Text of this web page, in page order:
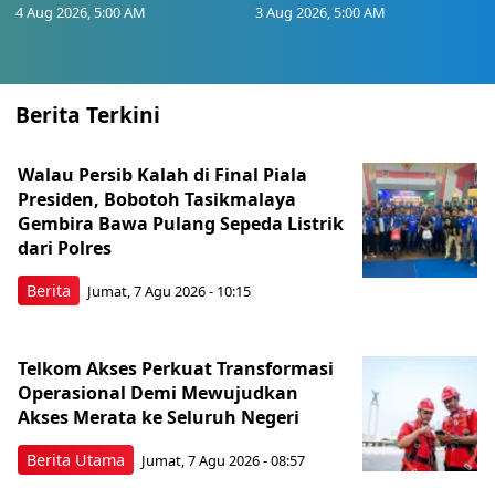
4 Aug 2026, 5:00 AM 3 Aug 2026, 5:00 AM
Berita Terkini
Berita
Walau Persib Kalah di Final Piala
Presiden, Bobotoh Tasikmalaya
Gembira Bawa Pulang Sepeda Listrik
dari Polres
Jumat, 7 Agu 2026 - 10:15
Berita Utama
Telkom Akses Perkuat Transformasi
Operasional Demi Mewujudkan
Akses Merata ke Seluruh Negeri
Jumat, 7 Agu 2026 - 08:57